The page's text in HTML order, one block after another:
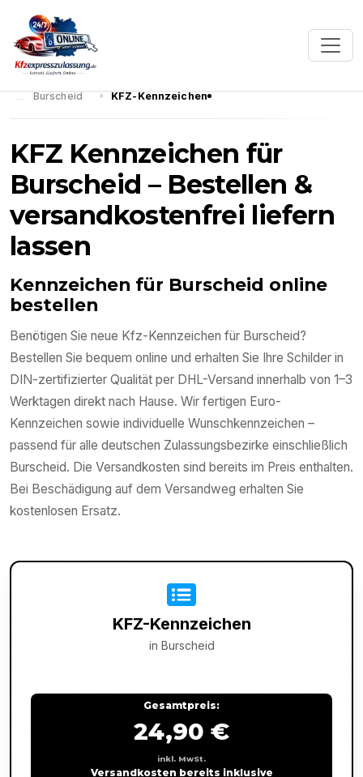
Burscheid KFZ-Kennzeichen
KFZ Kennzeichen für
Burscheid – Bestellen &
versandkostenfrei liefern
lassen
Kennzeichen für Burscheid online
bestellen
Benötigen Sie neue Kfz-Kennzeichen für Burscheid?
Bestellen Sie bequem online und erhalten Sie Ihre Schilder in
DIN-zertifizierter Qualität per DHL-Versand innerhalb von 1–3
Werktagen direkt nach Hause. Wir fertigen Euro-
Kennzeichen sowie individuelle Wunschkennzeichen –
passend für alle deutschen Zulassungsbezirke einschließlich
Burscheid. Die Versandkosten sind bereits im Preis enthalten.
Bei Beschädigung auf dem Versandweg erhalten Sie
kostenlosen Ersatz.
KFZ-Kennzeichen
in Burscheid
Gesamtpreis:
24,90 €
inkl. MwSt.
Versandkosten bereits inklusive